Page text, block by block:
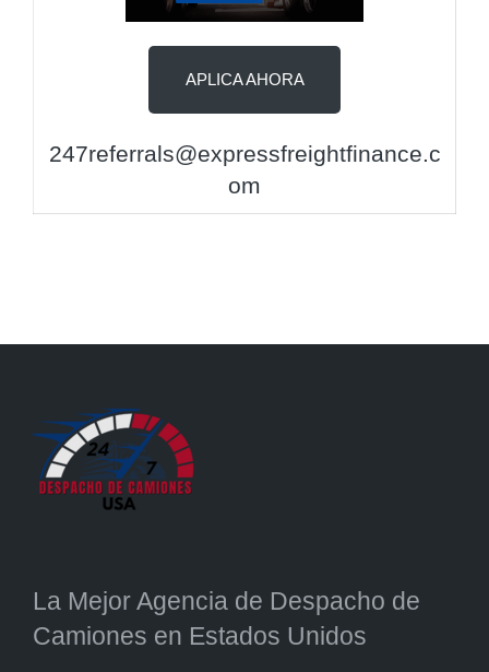
APLICA AHORA
247referrals@expressfreightfinance.c
om
La Mejor Agencia de Despacho de
Camiones en Estados Unidos